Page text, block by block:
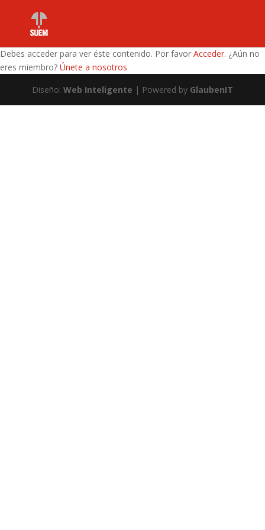
Debes acceder para ver éste contenido. Por favor Acceder. ¿Aún no
eres miembro? Únete a nosotros
Diseño: Web Inteligente | Powered by GlaubenIT